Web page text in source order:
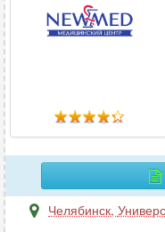
Челябинск,